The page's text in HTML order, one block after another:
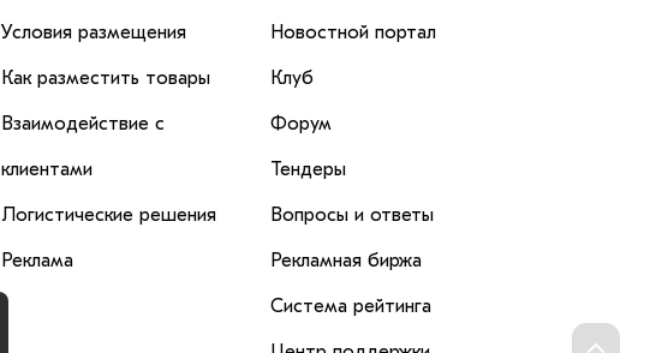
Условия размещения
Как разместить товары
Взаимодействие с
клиентами
Логистические решения
Реклама
Новостной портал
Клуб
Форум
Тендеры
Вопросы и ответы
Рекламная биржа
Система рейтинга
Перейти